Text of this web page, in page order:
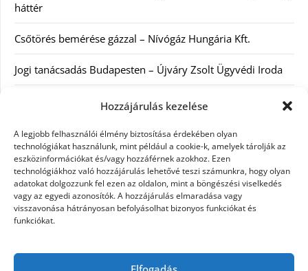
Hozzájárulás kezelése
A legjobb felhasználói élmény biztosítása érdekében olyan
technológiákat használunk, mint például a cookie-k, amelyek tárolják az
eszközinformációkat és/vagy hozzáférnek azokhoz. Ezen
technológiákhoz való hozzájárulás lehetővé teszi számunkra, hogy olyan
adatokat dolgozzunk fel ezen az oldalon, mint a böngészési viselkedés
vagy az egyedi azonosítók. A hozzájárulás elmaradása vagy
visszavonása hátrányosan befolyásolhat bizonyos funkciókat és
funkciókat.
háttér
Csőtörés bemérése gázzal – Nívógáz Hungária Kft.
Jogi tanácsadás Budapesten – Újváry Zsolt Ügyvédi Iroda
Arckrémek – mit érdemes tudni az öregedés lassításáról és
Kategóriák
Egyéb kategória
Szolgáltatás
Szórakozás